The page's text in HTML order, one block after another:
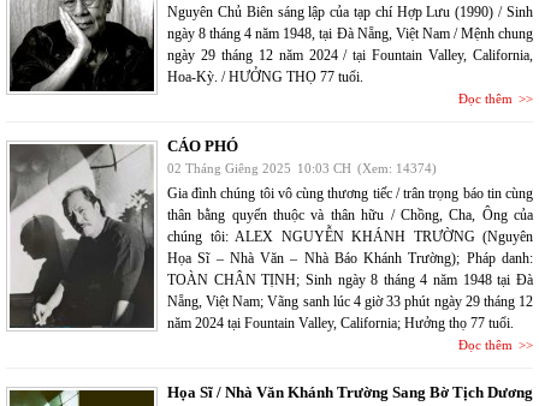
Nguyên Chủ Biên sáng lập của tạp chí Hợp Lưu (1990) / Sinh
ngày 8 tháng 4 năm 1948, tại Đà Nẵng, Việt Nam / Mệnh chung
ngày 29 tháng 12 năm 2024 / tại Fountain Valley, California,
Hoa-Kỳ. / HƯỞNG THỌ 77 tuổi.
Đọc thêm
CÁO PHÓ
02 Tháng Giêng 2025 10:03 CH (Xem: 14374)
Gia đình chúng tôi vô cùng thương tiếc / trân trọng báo tin cùng
thân bằng quyến thuộc và thân hữu / Chồng, Cha, Ông của
chúng tôi: ALEX NGUYỄN KHÁNH TRƯỜNG (Nguyên
Họa Sĩ – Nhà Văn – Nhà Báo Khánh Trường); Pháp danh:
TOÀN CHÂN TỊNH; Sinh ngày 8 tháng 4 năm 1948 tại Đà
Nẵng, Việt Nam; Vãng sanh lúc 4 giờ 33 phút ngày 29 tháng 12
năm 2024 tại Fountain Valley, California; Hưởng thọ 77 tuổi.
Đọc thêm
Họa Sĩ / Nhà Văn Khánh Trường Sang Bờ Tịch Dương